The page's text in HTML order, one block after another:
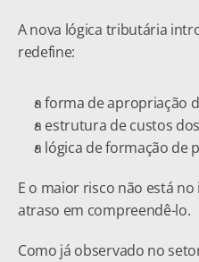
A nova lógica tributária
redefine:
a forma de apropriação
a estrutura de custos
a lógica de formação de
E o maior risco não está
atraso em compreendê-lo.
Como já observado no